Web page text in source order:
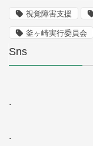
視覚障害支援
釜ヶ崎実行委員会
Sns
.
.